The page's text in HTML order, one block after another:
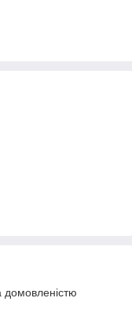
домовленістю